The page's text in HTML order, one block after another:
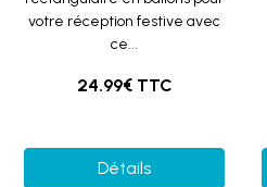
votre réception festive avec
ce...
24.99€ TTC
Détails